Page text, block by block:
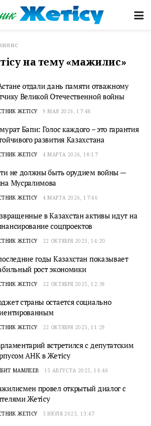
на тему «мажилис»
отдали дань памяти отважному
Великой Отечественной войны
ЖЕТІСУ 9 МАЯ 2026, 17:48
Бапи: Голос каждого – это гарантия
развития Казахстана
ЖЕТІСУ 4 МАРТА 2026, 18:17
не должны быть орудием войны —
Мусралимова
ЖЕТІСУ 4 МАРТА 2026, 17:46
в Казахстан активы идут на
соцпроектов
ЖЕТІСУ 22 ОКТЯБРЯ 2025, 14:20
годы Казахстан показывает
рост экономики
ЖЕТІСУ 22 ОКТЯБРЯ 2025, 12:39
страны остается социально
ЖЕТІСУ 22 ОКТЯБРЯ 2025, 11:29
встретился с депутатским
АНК в Жетiсу
МАМЛЕЕВ 15 АВГУСТА 2025, 16:46
провел открытый диалог с
Жетiсу
ЖЕТІСУ 5 ИЮЛЯ 2025, 13:47